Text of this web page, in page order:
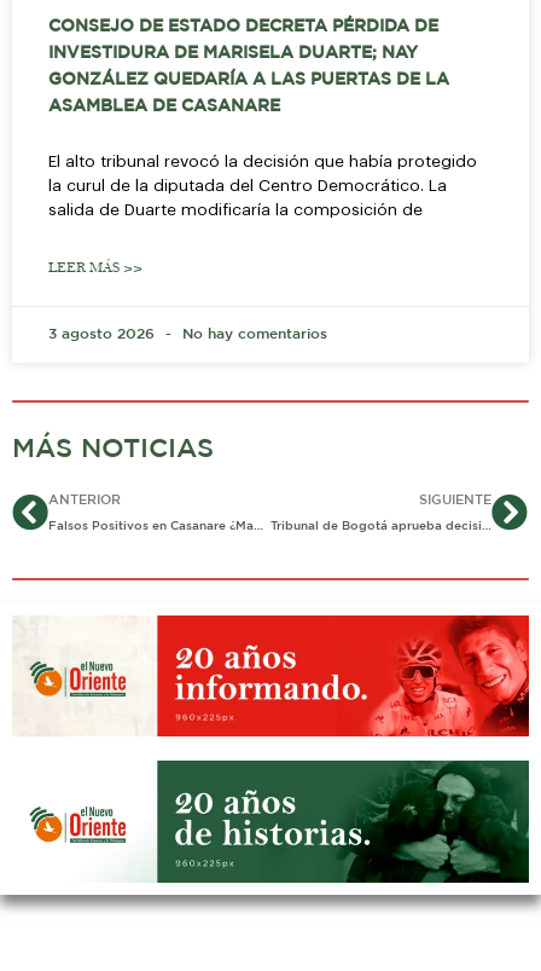
CONSEJO DE ESTADO DECRETA PÉRDIDA DE
INVESTIDURA DE MARISELA DUARTE; NAY
GONZÁLEZ QUEDARÍA A LAS PUERTAS DE LA
ASAMBLEA DE CASANARE
El alto tribunal revocó la decisión que había protegido
la curul de la diputada del Centro Democrático. La
salida de Duarte modificaría la composición de
LEER MÁS >>
3 agosto 2026 No hay comentarios
MÁS NOTICIAS
AntANTERIOR
Falsos Positivos en Casanare ¿Manzanas podridas o sistematicidad?
SIGUIENTE
Tribunal de Bogotá aprueba decisión de segunda instancia en el proceso penal contra Álvaro Uribe Vélez